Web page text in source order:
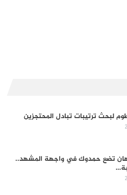
لبحث ترتيبات تبادل المحتجزين
تضع حمدوك في واجهة المشهد..